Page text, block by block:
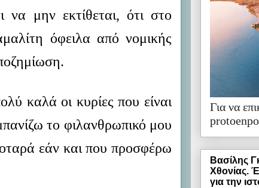
μην εκτίθεται, ότι στο
όφειλα από νομικής
καλά οι κυρίες που είναι
το φιλανθρωπικό μου
εάν και που προσφέρω
Για να
Βασίλης
Χθονίας.
για την